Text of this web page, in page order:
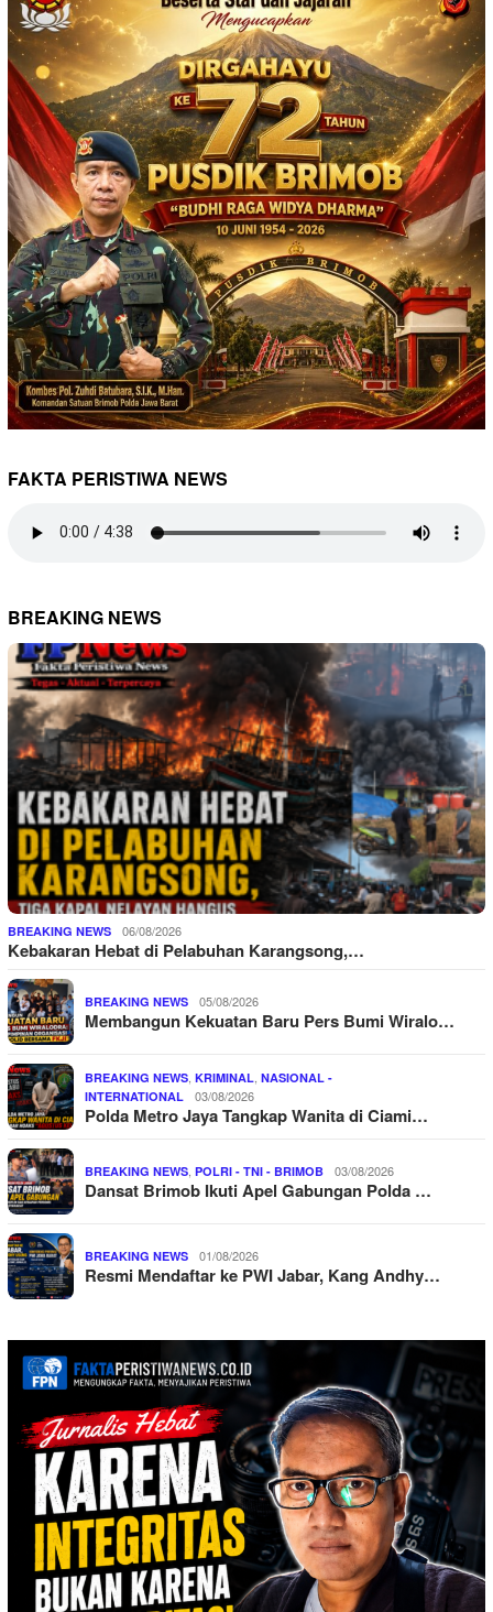
FAKTA PERISTIWA NEWS
BREAKING NEWS
BREAKING NEWS 06/08/2026
Kebakaran Hebat di Pelabuhan Karangsong,…
BREAKING NEWS 05/08/2026
Membangun Kekuatan Baru Pers Bumi Wiralo…
BREAKING NEWS KRIMINAL NASIONAL -
INTERNATIONAL
03/08/2026
Polda Metro Jaya Tangkap Wanita di Ciami…
BREAKING NEWS POLRI - TNI - BRIMOB 03/08/2026
Dansat Brimob Ikuti Apel Gabungan Polda …
BREAKING NEWS 01/08/2026
Resmi Mendaftar ke PWI Jabar, Kang Andhy…